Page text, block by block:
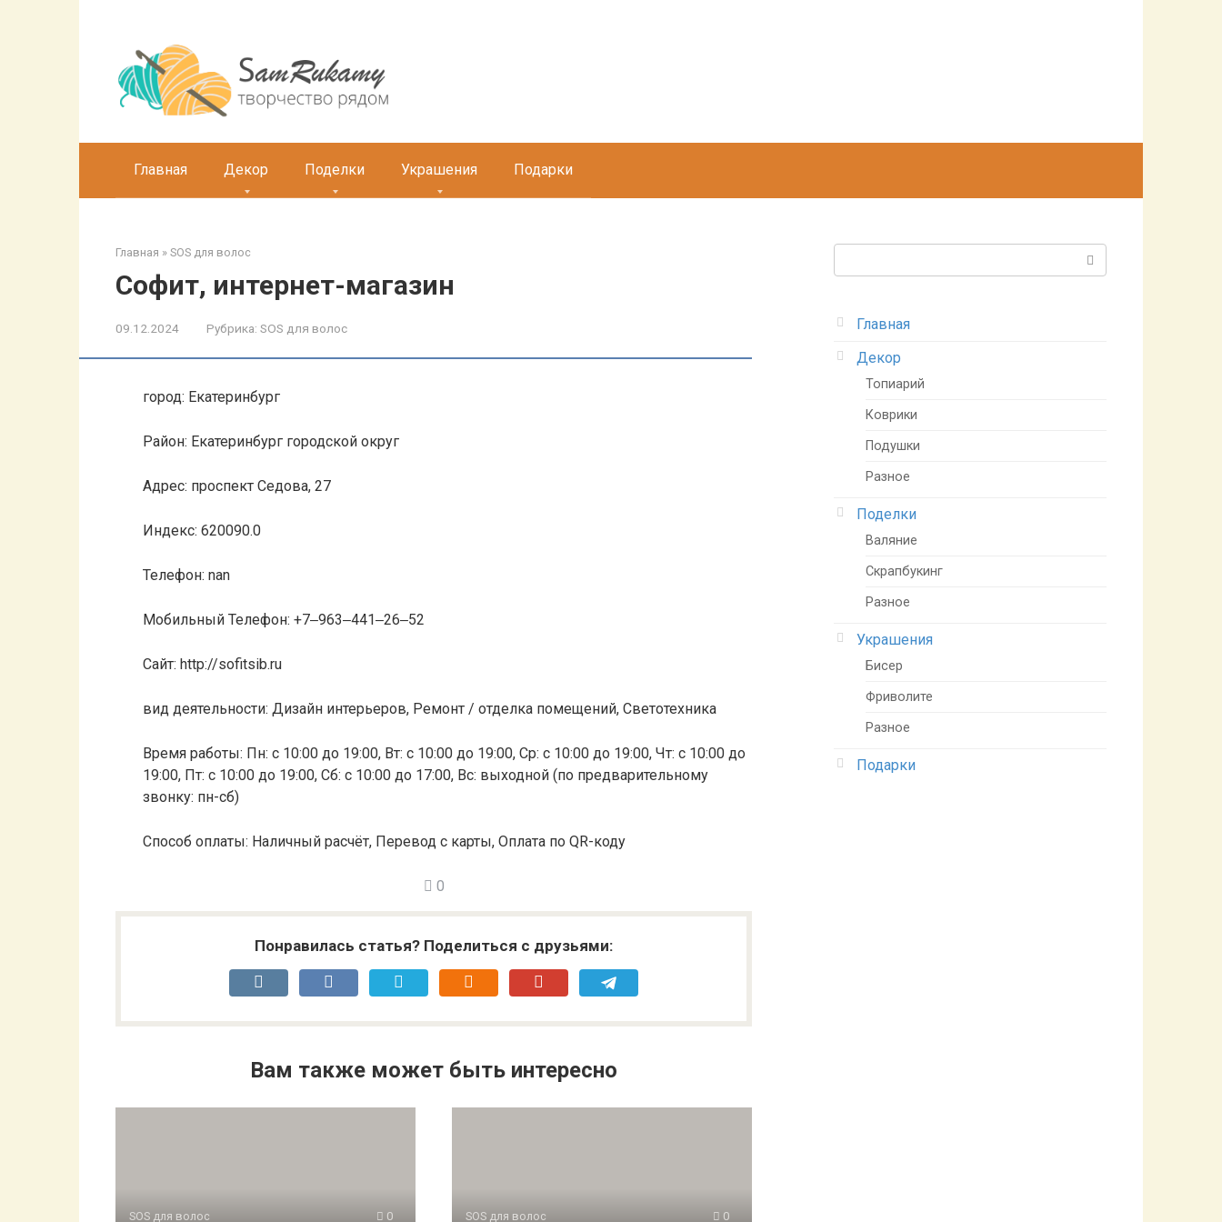
Главная Декор Поделки Украшения Подарки
Главная » SOS для волос
Софит, интернет-магазин
09.12.2024 Рубрика: SOS для волос
город: Екатеринбург
Район: Екатеринбург городской округ
Адрес: проспект Седова, 27
Индекс: 620090.0
Телефон: nan
Мобильный Телефон: +7‒963‒441‒26‒52
Сайт: http://sofitsib.ru
вид деятельности: Дизайн интерьеров, Ремонт / отделка помещений, Светотехника
Время работы: Пн: с 10:00 до 19:00, Вт: с 10:00 до 19:00, Ср: с 10:00 до 19:00, Чт: с 10:00 до
19:00, Пт: с 10:00 до 19:00, Сб: с 10:00 до 17:00, Вс: выходной (по предварительному
звонку: пн-сб)
Способ оплаты: Наличный расчёт, Перевод с карты, Оплата по QR-коду
0
Понравилась статья? Поделиться с друзьями:
Вам также может быть интересно
SOS для волос 0 SOS для волос 0
Главная
Декор
Топиарий
Коврики
Подушки
Разное
Поделки
Валяние
Скрапбукинг
Разное
Украшения
Бисер
Фриволите
Разное
Подарки